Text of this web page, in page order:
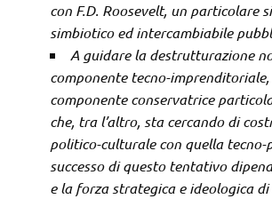
con F.D. Roosevelt, un particolare
simbiotico ed intercambiabile
A guidare la destrutturazione
componente tecno-
componente conservatrice
che, tra l’altro, sta cercando di
politico-culturale con quella tecno-
successo di questo tentativo
e la forza strategica e ideologica